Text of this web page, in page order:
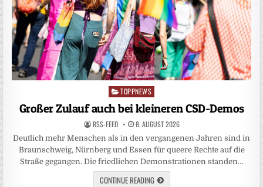
Posted
in
TOPPNEWS
Großer Zulauf auch bei kleineren CSD-Demos
RSS-FEED 8. AUGUST 2026
Deutlich mehr Menschen als in den vergangenen Jahren sind in
Braunschweig, Nürnberg und Essen für queere Rechte auf die
Straße gegangen. Die friedlichen Demonstrationen standen…
CONTINUE READING